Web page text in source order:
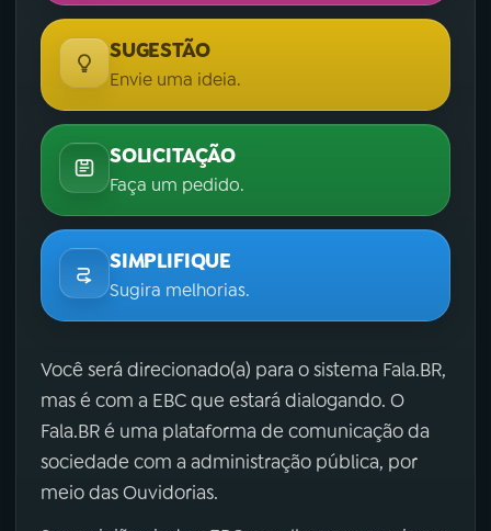
SUGESTÃO
Envie uma ideia.
SOLICITAÇÃO
Faça um pedido.
SIMPLIFIQUE
Sugira melhorias.
Você será direcionado(a) para o sistema Fala.BR,
mas é com a EBC que estará dialogando. O
Fala.BR é uma plataforma de comunicação da
sociedade com a administração pública, por
meio das Ouvidorias.